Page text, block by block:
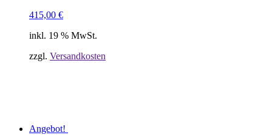
415,00 €
inkl. 19 % MwSt.
zzgl. Versandkosten
Angebot!